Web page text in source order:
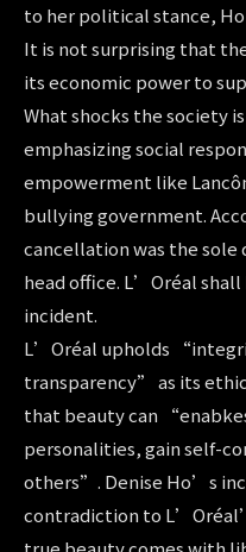
to her political stance,
It is not surprising that
its economic power to
What shocks the society
emphasizing social
empowerment like
bullying government.
cancellation was the sole
head office. L’Oréal
incident.
L’Oréal upholds
transparency” as its
that beauty can
personalities, gain self-
others”. Denise Ho’s
contradiction to